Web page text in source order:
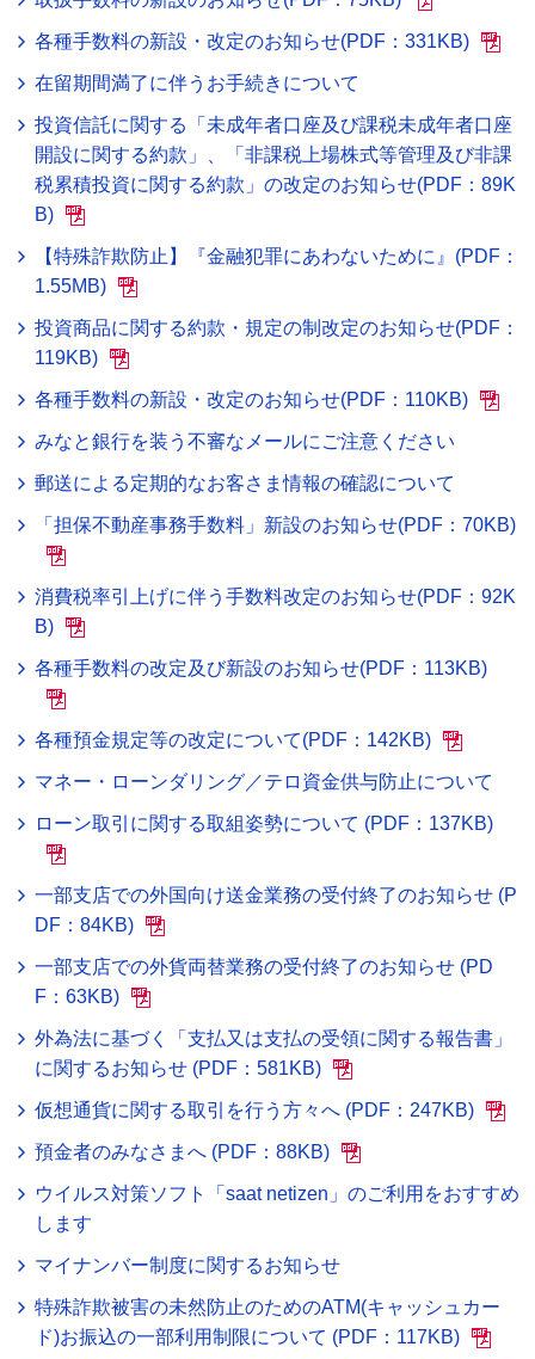
各種手数料の新設・改定のお知らせ(PDF：331KB)
在留期間満了に伴うお手続きについて
投資信託に関する「未成年者口座及び課税未成年者口座
開設に関する約款」、「非課税上場株式等管理及び非課
税累積投資に関する約款」の改定のお知らせ(PDF：89K
B)
【特殊詐欺防止】『金融犯罪にあわないために』(PDF：
1.55MB)
投資商品に関する約款・規定の制改定のお知らせ(PDF：
119KB)
各種手数料の新設・改定のお知らせ(PDF：110KB)
みなと銀行を装う不審なメールにご注意ください
郵送による定期的なお客さま情報の確認について
「担保不動産事務手数料」新設のお知らせ(PDF：70KB)
消費税率引上げに伴う手数料改定のお知らせ(PDF：92K
B)
各種手数料の改定及び新設のお知らせ(PDF：113KB)
各種預金規定等の改定について(PDF：142KB)
マネー・ローンダリング／テロ資金供与防止について
ローン取引に関する取組姿勢について (PDF：137KB)
一部支店での外国向け送金業務の受付終了のお知らせ (P
DF：84KB)
一部支店での外貨両替業務の受付終了のお知らせ (PD
F：63KB)
外為法に基づく「支払又は支払の受領に関する報告書」
に関するお知らせ (PDF：581KB)
仮想通貨に関する取引を行う方々へ (PDF：247KB)
預金者のみなさまへ (PDF：88KB)
ウイルス対策ソフト「saat netizen」のご利用をおすすめ
します
マイナンバー制度に関するお知らせ
特殊詐欺被害の未然防止のためのATM(キャッシュカー
ド)お振込の一部利用制限について (PDF：117KB)